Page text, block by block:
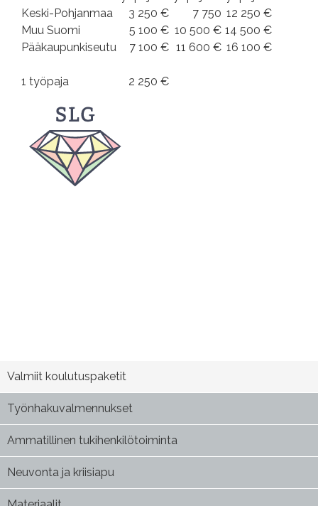
Keski-Pohjanmaa
3 250 € 7 750 12 250 €
Muu Suomi
5 100 € 10 500 € 14 500 €
Pääkaupunkiseutu
7 100 € 11 600 € 16 100 €
1 työpaja 2 250 €
Valmiit koulutuspaketit
Työnhakuvalmennukset
Ammatillinen tukihenkilötoiminta
Neuvonta ja kriisiapu